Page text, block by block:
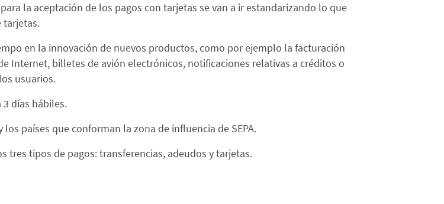
la aceptación de los pagos con tarjetas se van a ir estandarizando lo que
tarjetas.
en la innovación de nuevos productos, como por ejemplo la facturación
Internet, billetes de avión electrónicos, notificaciones relativas a créditos o
usuarios.
días hábiles.
países que conforman la zona de influencia de SEPA.
tres tipos de pagos: transferencias, adeudos y tarjetas.